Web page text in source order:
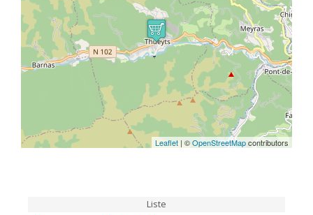
Leaflet | ©OpenStreetMapcontributors
Liste